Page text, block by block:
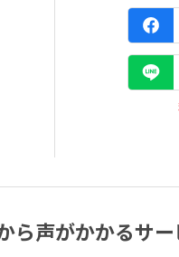
ら声がかかるサ